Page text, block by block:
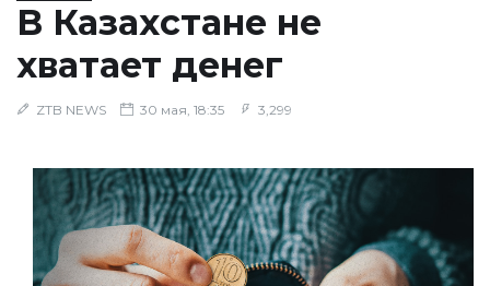
В Казахстане не
хватает денег
ZTB NEWS 30 мая, 18:35 3,299